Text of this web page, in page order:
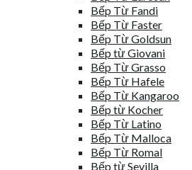
Bếp Từ Fandi
Bếp Từ Faster
Bếp Từ Goldsun
Bếp từ Giovani
Bếp Từ Grasso
Bếp Từ Hafele
Bếp Từ Kangaroo
Bếp từ Kocher
Bếp Từ Latino
Bếp Từ Malloca
Bếp Từ Romal
Bếp từ Sevilla